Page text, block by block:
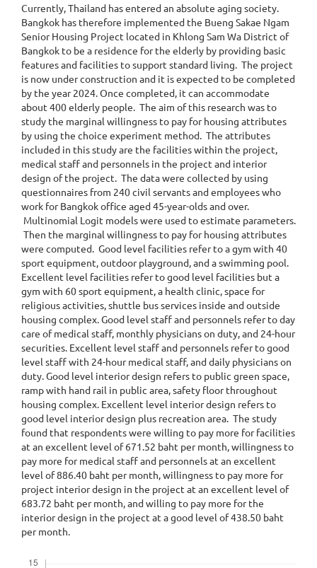
Currently, Thailand has entered an absolute aging society.
Bangkok has therefore implemented the Bueng Sakae Ngam
Senior Housing Project located in Khlong Sam Wa District of
Bangkok to be a residence for the elderly by providing basic
features and facilities to support standard living. The project
is now under construction and it is expected to be completed
by the year 2024. Once completed, it can accommodate
about 400 elderly people. The aim of this research was to
study the marginal willingness to pay for housing attributes
by using the choice experiment method. The attributes
included in this study are the facilities within the project,
medical staff and personnels in the project and interior
design of the project. The data were collected by using
questionnaires from 240 civil servants and employees who
work for Bangkok office aged 45-year-olds and over.
Multinomial Logit models were used to estimate parameters.
Then the marginal willingness to pay for housing attributes
were computed. Good level facilities refer to a gym with 40
sport equipment, outdoor playground, and a swimming pool.
Excellent level facilities refer to good level facilities but a
gym with 60 sport equipment, a health clinic, space for
religious activities, shuttle bus services inside and outside
housing complex. Good level staff and personnels refer to day
care of medical staff, monthly physicians on duty, and 24-hour
securities. Excellent level staff and personnels refer to good
level staff with 24-hour medical staff, and daily physicians on
duty. Good level interior design refers to public green space,
ramp with hand rail in public area, safety floor throughout
housing complex. Excellent level interior design refers to
good level interior design plus recreation area. The study
found that respondents were willing to pay more for facilities
at an excellent level of 671.52 baht per month, willingness to
pay more for medical staff and personnels at an excellent
level of 886.40 baht per month, willingness to pay more for
project interior design in the project at an excellent level of
683.72 baht per month, and willing to pay more for the
interior design in the project at a good level of 438.50 baht
per month.